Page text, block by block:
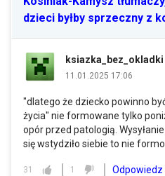
dzieci byłby sprzeczny z
ksiazka_bez_okladki
11.01.2025 17:06
"dlatego że dziecko powinno
życia" nie formowane tylko
opór przed patologią.
się wstydziło siebie to nie
31 1 Odpowiedz